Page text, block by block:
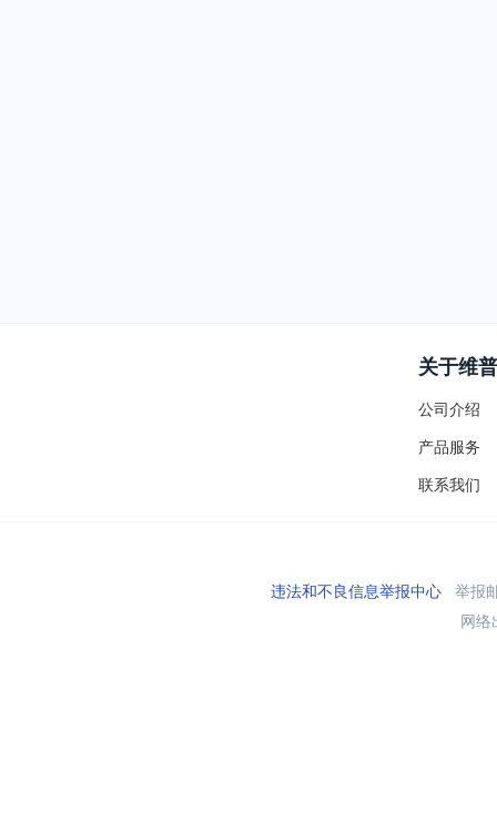
关于维普
公司介绍
产品服务
联系我们
违法和不良信息举报中心举报
网